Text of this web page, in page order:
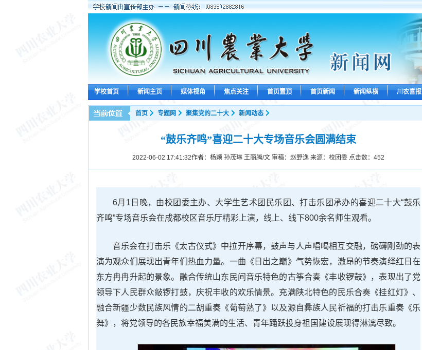
学校首页 新闻主页 媒体视角 焦点关注 首页置顶 首页新闻 新闻纵横 川农喜报
首页 专题网 聚集党的二十大 新闻动态
“鼓乐齐鸣”喜迎二十大专场音乐会圆满结束
2022-06-02 17:41:32作者：杨颖 孙茂琳 王丽腾/文 审稿：赵野逸 来源：校团委 点击数： 452
6月1日晚，由校团委主办、大学生艺术团民乐团、打击乐团承办的喜迎二十大“鼓乐
齐鸣”专场音乐会在成都校区音乐厅精彩上演，线上、线下800余名师生观看。
音乐会在打击乐《太古仪式》中拉开序幕，鼓声与人声唱喝相互交融，磅礴刚劲的表
演为观众们展现出青年们热血力量。一曲《日出之巅》气势恢宏，激昂的节奏演绎红日在
东方冉冉升起的景象。融合传统山东民间音乐特色的古筝合奏《丰收锣鼓》，表现出了党
领导下人民群众敲锣打鼓，庆祝丰收的欢乐情景。充满陕北特色的民乐合奏《挂红灯》、
融合新疆少数民族风情的二胡重奏《葡萄熟了》以及源自彝族人民祈福的打击乐重奏《乐
舞》，将党领导的各民族幸福美满的生活、青年踊跃投身祖国建设展现得淋漓尽致。